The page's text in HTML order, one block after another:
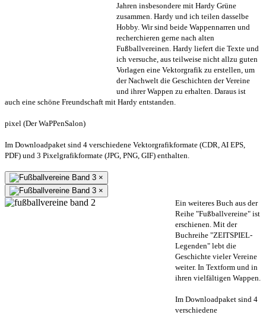
Jahren insbesondere mit Hardy Grüne
zusammen. Hardy und ich teilen dasselbe
Hobby. Wir sind beide Wappennarren und
recherchieren gerne nach alten
Fußballvereinen. Hardy liefert die Texte und
ich versuche, aus teilweise nicht allzu guten
Vorlagen eine Vektorgrafik zu erstellen, um
der Nachwelt die Geschichten der Vereine
und ihrer Wappen zu erhalten. Daraus ist
auch eine schöne Freundschaft mit Hardy entstanden.
pixel (Der WaPPenSalon)
Im Downloadpaket sind 4 verschiedene Vektorgrafikformate (CDR, AI EPS,
PDF) und 3 Pixelgrafikformate (JPG, PNG, GIF) enthalten.
×
×
Ein weiteres Buch aus der
Reihe "Fußballvereine" ist
erschienen. Mit der
Buchreihe "ZEITSPIEL-
Legenden" lebt die
Geschichte vieler Vereine
weiter. In Textform und in
ihren vielfältigen Wappen.
Im Downloadpaket sind 4
verschiedene